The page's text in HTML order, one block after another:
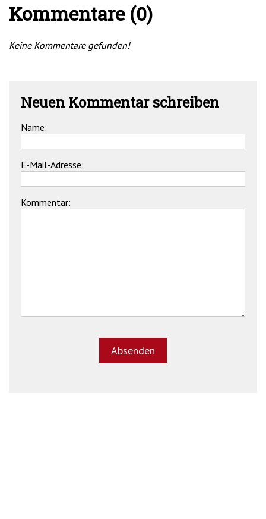
Kommentare (0)
Keine Kommentare gefunden!
Neuen Kommentar schreiben
Name:
E-Mail-Adresse:
Kommentar: